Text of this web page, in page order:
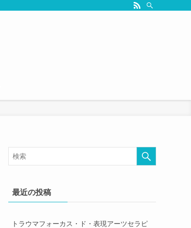
最近の投稿
トラウマフォーカス・ド・表現アーツセラピ